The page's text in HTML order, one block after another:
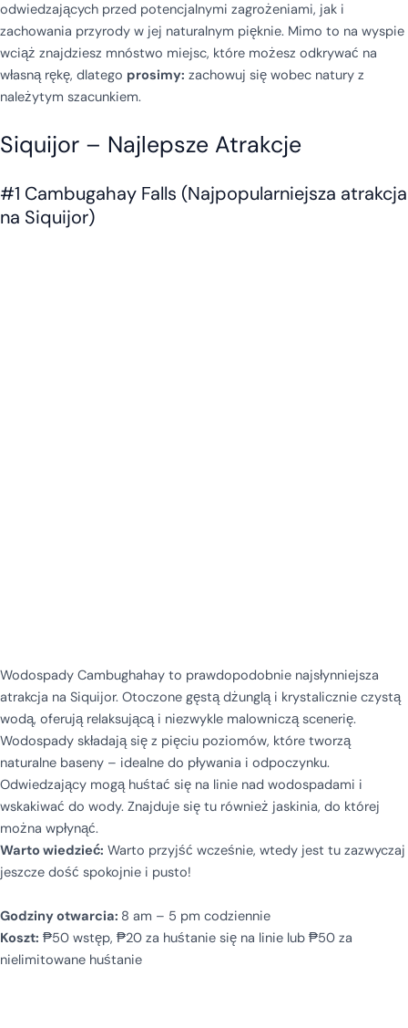
odwiedzających przed potencjalnymi zagrożeniami, jak i
zachowania przyrody w jej naturalnym pięknie. Mimo to na wyspie
wciąż znajdziesz mnóstwo miejsc, które możesz odkrywać na
własną rękę, dlatego prosimy: zachowuj się wobec natury z
należytym szacunkiem.
Siquijor – Najlepsze Atrakcje
#1 Cambugahay Falls (Najpopularniejsza atrakcja
na Siquijor)
Wodospady Cambughahay to prawdopodobnie najsłynniejsza
atrakcja na Siquijor. Otoczone gęstą dżunglą i krystalicznie czystą
wodą, oferują relaksującą i niezwykle malowniczą scenerię.
Wodospady składają się z pięciu poziomów, które tworzą
naturalne baseny – idealne do pływania i odpoczynku.
Odwiedzający mogą huśtać się na linie nad wodospadami i
wskakiwać do wody. Znajduje się tu również jaskinia, do której
można wpłynąć.
Warto wiedzieć: Warto przyjść wcześnie, wtedy jest tu zazwyczaj
jeszcze dość spokojnie i pusto!
Godziny otwarcia: 8 am – 5 pm codziennie
Koszt: ₱50 wstęp, ₱20 za huśtanie się na linie lub ₱50 za
nielimitowane huśtanie